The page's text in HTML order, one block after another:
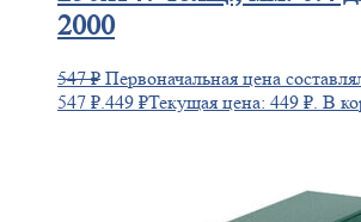
2000
547₽ Первоначальная цена
547 ₽.449 ₽Текущая цена: 449 ₽. В